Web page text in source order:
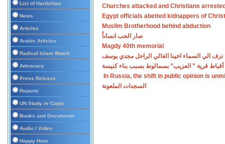
List of Hardships
News
Articles
Arabic Articles
Radical Islam Watch
Advocacy
Press Release
Reports
UN Study re Copts
Books and Documents
Audio / Video
Happy Hour
Churches attacked and Christians
Egypt officials abetted kidnappers of
Muslim Brotherhood behind abduction
صار الحب انساناً
Magdy 40th memorial
نزف الي السماء اخينا الغالي الراحل مجدي يوسف
أقباط قرية ” العزيب” بسمالوط بسبب بناء كنيسة
In Russia, the shift in public opinion is
السجدات الملعونة